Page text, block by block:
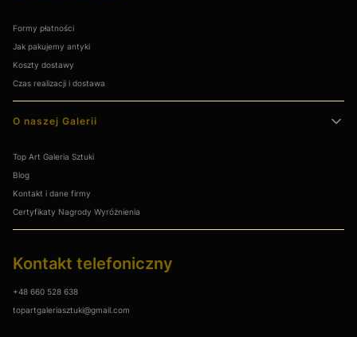
Formy płatności
Jak pakujemy antyki
Koszty dostawy
Czas realizacji i dostawa
O naszej Galerii
Top Art Galeria Sztuki
Blog
Kontakt i dane firmy
Certyfikaty Nagrody Wyróżnienia
Kontakt telefoniczny
+48 660 528 638
topartgaleriasztuki@gmail.com